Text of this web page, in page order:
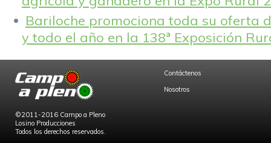
Bariloche promociona toda su oferta
y todo el año en la 138ª Exposición
©2011-2016 Campo a Pleno
Losino Producciones
Todos los derechos reservados.
Contáctenos
Nosotros